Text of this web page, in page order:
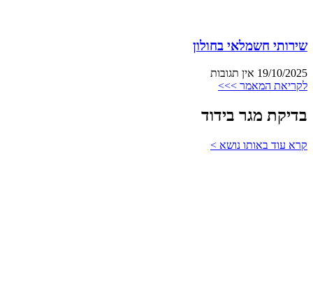
שירותי חשמלאי בחולון
19/10/2025 אין תגובות
לקריאת המאמר >>>
בדיקת מגר בידוד
קרא עוד באותו נושא >